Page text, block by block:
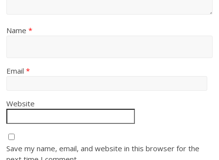
Name*
Email*
Website
Save my name, email, and website in this browser for the